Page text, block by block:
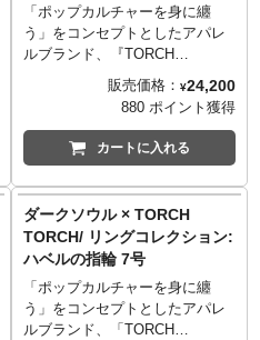
ため、ひとつひとつの色合いや
表情が微妙に異なります。
──────────────────
19号/円周59.7mm
──────────────────
■マテリアル
シルバー925／キュービックジル
──────────────────
■原型制作
赤尾慎也 （HEADLONG）
TORCH TORCH OFFICIAL
SITE：http://www.torchtorch.jp
TORCH TORCHのコダワリを
経たマット仕上げの上から、さ
らに燻しを加えることでアンテ
ィーク感を追求。『ダークソウ
ル』の空気や情緒を感じられる
ように細心の注意を払った自信
の一品です。シルバー925による
独特の、身に着けるほどに生じ
るくすみや黒ずみといった味わ
※世界観を再現するため、意図
的に荒い仕上げや傷を施してお
ります。
※ハンドメイドで作られている
ため、ひとつひとつの色合いや
表情が微妙に異なります。
──────────────────
「ポップカルチャーを身に纏
う」をコンセプトとしたアパレ
ルブランド、『TORCH
TORCH（トーチトーチ）』。
『ダークソウルII』『ダークソウ
ルIII』に登場する、大ダメージ
を負うような高所も楽々と飛び
降りられるようになる重要な装
おこない、日常で着用可能な高
級感漂うリングに仕上げまし
た。手磨きによる特殊な工程を
経たマット仕上げの上から、さ
らに燻しを加えることでアンテ
ィーク感を追求。『ダークソウ
販売価格： ¥24,200
880 ポイント獲得
カートに入れる
ダークソウル × TORCH
TORCH/ リングコレクション:
ハベルの指輪 7号
「ポップカルチャーを身に纏
う」をコンセプトとしたアパレ
ルブランド、「TORCH